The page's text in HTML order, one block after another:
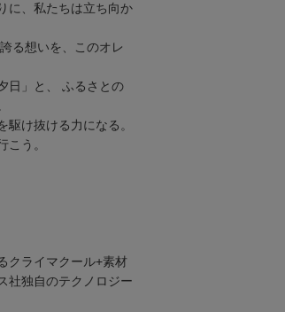
に、私たちは立ち向か
る想いを、このオレ
日」と、 ふるさとの
け抜ける力になる。
こう。
クライマクール+素材
社独自のテクノロジー